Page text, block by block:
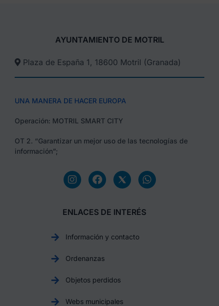
AYUNTAMIENTO DE MOTRIL
Plaza de España 1, 18600 Motril (Granada)​
UNA MANERA DE HACER EUROPA
Operación: MOTRIL SMART CITY
OT 2. “Garantizar un mejor uso de las tecnologías de
información”;
ENLACES DE INTERÉS
Información y contacto
Ordenanzas
Objetos perdidos
Webs municipales